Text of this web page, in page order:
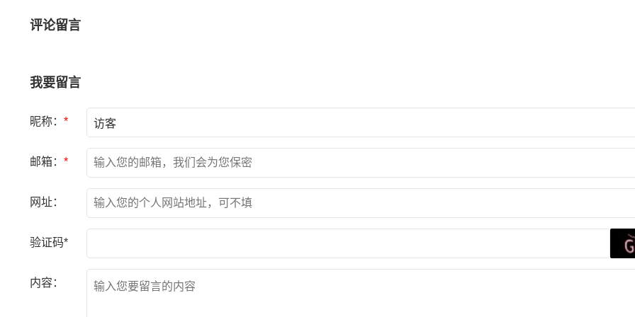
评论留言
我要留言
昵称： *
邮箱： *
网址：
验证码*
内容：